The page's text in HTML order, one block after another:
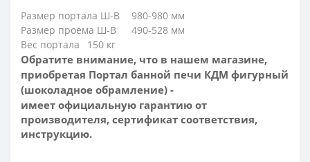
Размер портала Ш-В
980-980 мм
Размер проёма Ш-В
490-528 мм
Вес портала
150 кг
Обратите внимание, что в нашем магазине,
приобретая Портал банной печи КДМ фигурный
(шоколадное обрамление) -
имеет официальную гарантию от
производителя, сертификат соответствия,
инструкцию.